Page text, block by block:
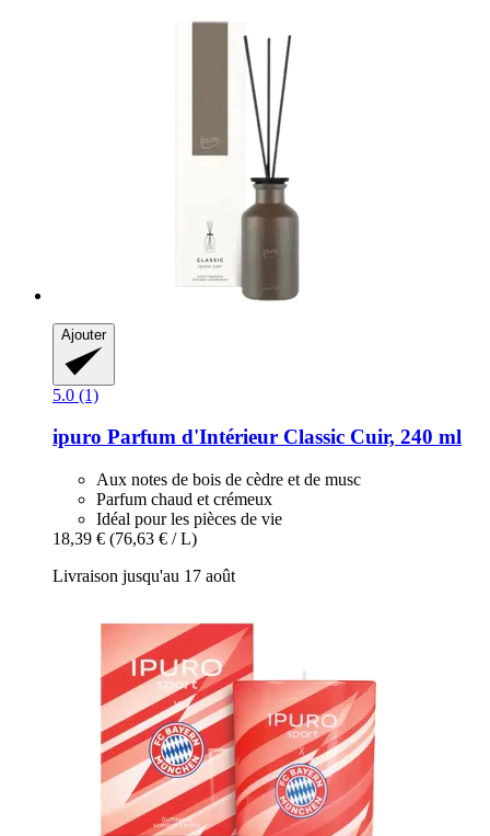
Ajouter
5.0 (1)
ipuro Parfum d'Intérieur Classic Cuir, 240 ml
Aux notes de bois de cèdre et de musc
Parfum chaud et crémeux
Idéal pour les pièces de vie
18,39 € (76,63 € / L)
Livraison jusqu'au 17 août